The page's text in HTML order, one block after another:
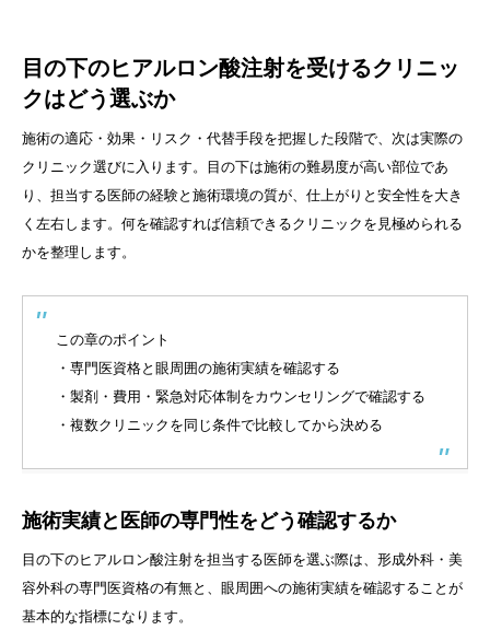
目の下のヒアルロン酸注射を受けるクリニッ
クはどう選ぶか
施術の適応・効果・リスク・代替手段を把握した段階で、次は実際の
クリニック選びに入ります。目の下は施術の難易度が高い部位であ
り、担当する医師の経験と施術環境の質が、仕上がりと安全性を大き
く左右します。何を確認すれば信頼できるクリニックを見極められる
かを整理します。
この章のポイント
・専門医資格と眼周囲の施術実績を確認する
・製剤・費用・緊急対応体制をカウンセリングで確認する
・複数クリニックを同じ条件で比較してから決める
施術実績と医師の専門性をどう確認するか
目の下のヒアルロン酸注射を担当する医師を選ぶ際は、形成外科・美
容外科の専門医資格の有無と、眼周囲への施術実績を確認することが
基本的な指標になります。